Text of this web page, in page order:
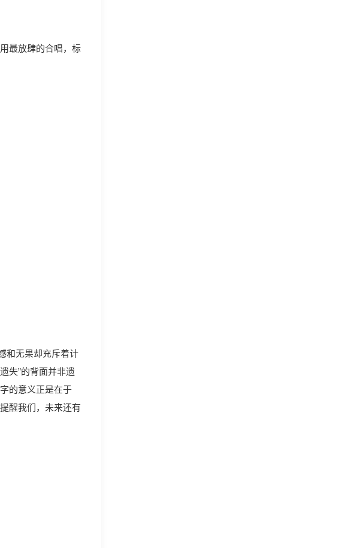
最放肆的合唱，标
和无果却充斥着计
失”的背面并非遗
的意义正是在于
醒我们，未来还有